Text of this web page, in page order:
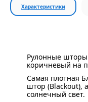
Характеристики
Рулонные шторы
коричневый на
Самая плотная
штор (Blackout),
солнечный свет.